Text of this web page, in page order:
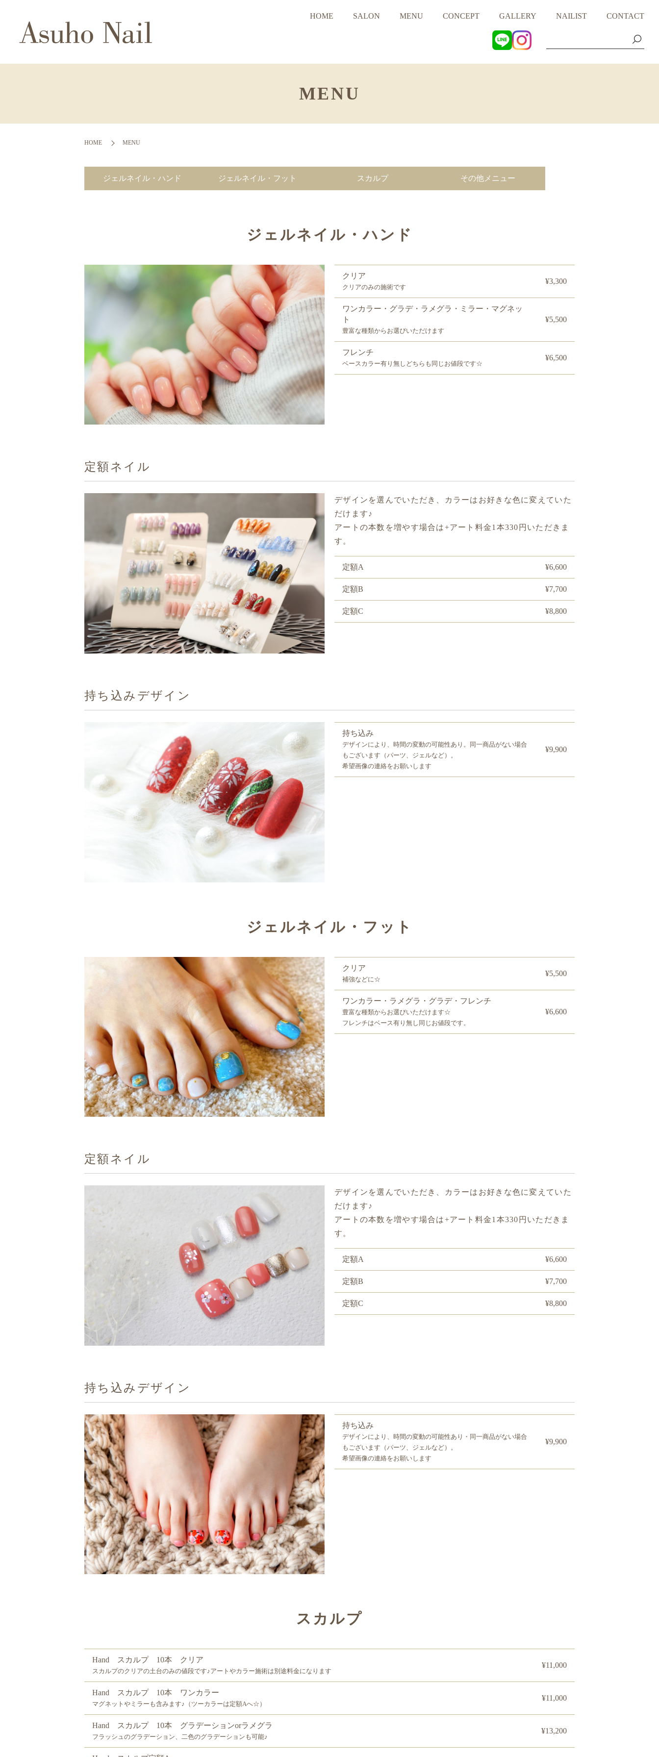
HOME SALON MENU CONCEPT GALLERY NAILIST CONTACT
MENU
HOME MENU
ジェルネイル・ハンド ジェルネイル・フット スカルプ その他メニュー
ジェルネイル・ハンド
クリア
クリアのみの施術です
¥3,300
ワンカラー・グラデ・ラメグラ・ミラー・マグネッ
ト
豊富な種類からお選びいただけます
¥5,500
フレンチ
ベースカラー有り無しどちらも同じお値段です☆
¥6,500
定額ネイル
デザインを選んでいただき、カラーはお好きな色に変えていた
だけます♪
アートの本数を増やす場合は+アート料金1本330円いただきま
す。
定額A ¥6,600
定額B ¥7,700
定額C ¥8,800
持ち込みデザイン
持ち込み
デザインにより、時間の変動の可能性あり。同一商品がない場合
もございます（パーツ、ジェルなど）。
希望画像の連絡をお願いします
¥9,900
ジェルネイル・フット
クリア
補強などに☆
¥5,500
ワンカラー・ラメグラ・グラデ・フレンチ
豊富な種類からお選びいただけます☆
フレンチはベース有り無し同じお値段です。
¥6,600
定額ネイル
デザインを選んでいただき、カラーはお好きな色に変えていた
だけます♪
アートの本数を増やす場合は+アート料金1本330円いただきま
す。
定額A ¥6,600
定額B ¥7,700
定額C ¥8,800
持ち込みデザイン
持ち込み
デザインにより、時間の変動の可能性あり・同一商品がない場合
もございます（パーツ、ジェルなど）。
希望画像の連絡をお願いします
¥9,900
スカルプ
Hand スカルプ 10本 クリア
スカルプのクリアの土台のみの値段です♪アートやカラー施術は別途料金になります
¥11,000
Hand スカルプ 10本 ワンカラー
マグネットやミラーも含みます♪（ツーカラーは定額Aへ☆）
¥11,000
Hand スカルプ 10本 グラデーションorラメグラ
フラッシュのグラデーション、二色のグラデーションも可能♪
¥13,200